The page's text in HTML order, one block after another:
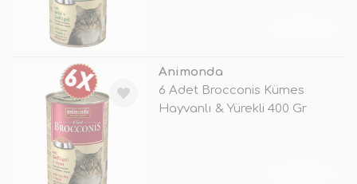
Animonda
6 Adet Brocconis Kümes
Hayvanlı & Yürekli 400 Gr